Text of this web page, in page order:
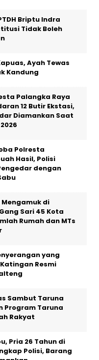
Briptu Indra
Tidak Boleh
Ayah Tewas
Kandung
Palangka Raya
12 Butir Ekstasi,
Diamankan Saat
Polresta
Hasil, Polisi
dengan
Mengamuk di
Sari 45 Kota
Rumah dan MTs
yang
Resmi
Sambut Taruna
Program Taruna
Rakyat
Pria 26 Tahun di
Polisi, Barang